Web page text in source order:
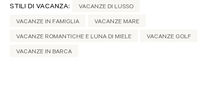
STILI DI VACANZA: VACANZE DI LUSSO
VACANZE IN FAMIGLIA VACANZE MARE
VACANZE ROMANTICHE E LUNA DI MIELE VACANZE GOLF
VACANZE IN BARCA